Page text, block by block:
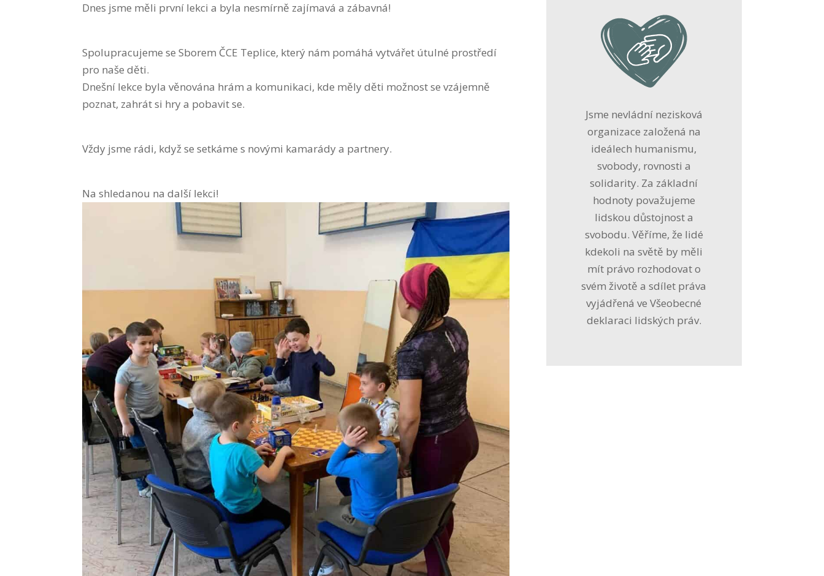
Dnes jsme měli první lekci a byla nesmírně zajímavá a zábavná!
Spolupracujeme se Sborem ČCE Teplice, který nám pomáhá vytvářet útulné prostředí
pro naše děti.
Dnešní lekce byla věnována hrám a komunikaci, kde měly děti možnost se vzájemně
poznat, zahrát si hry a pobavit se.
Vždy jsme rádi, když se setkáme s novými kamarády a partnery.
Na shledanou na další lekci!
Jsme nevládní nezisková
organizace založená na
ideálech humanismu,
svobody, rovnosti a
solidarity. Za základní
hodnoty považujeme
lidskou důstojnost a
svobodu. Věříme, že lidé
kdekoli na světě by měli
mít právo rozhodovat o
svém životě a sdílet práva
vyjádřená ve Všeobecné
deklaraci lidských práv.